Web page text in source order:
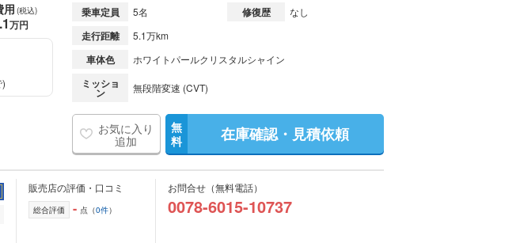
用 (税込)
.1万円
乗車定員 5名 修復歴 なし
走行距離 5.1万km
車体色 ホワイトパールクリスタルシャイン
ミッショ
ン 無段階変速 (CVT)
お気に入り
追加
無
料
在庫確認・見積依頼
販売店の評価・口コミ
総合評価 - 点（0件）
お問合せ（無料電話）
0078-6015-10737